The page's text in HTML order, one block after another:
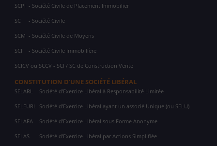
SCPI - Société Civile de Placement Immobilier
SC - Société Civile
SCM - Société Civile de Moyens
SCI - Société Civile Immobilière
SCICV ou SCCV - SCI / SC de Construction Vente
CONSTITUTION D'UNE SOCIÉTÉ LIBÉRAL
SELARL Société d'Exercice Libéral à Responsabilité Limitée
SELEURL Société d'Exercice Libéral ayant un associé Unique (ou SELU)
SELAFA Société d'Exercice Libéral sous Forme Anonyme
SELAS Société d'Exercice Libéral par Actions Simplifiée